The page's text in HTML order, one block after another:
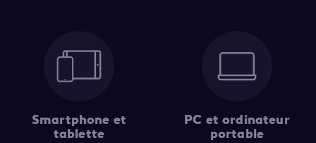
Smartphone et
tablette
PC et ordinateur
portable